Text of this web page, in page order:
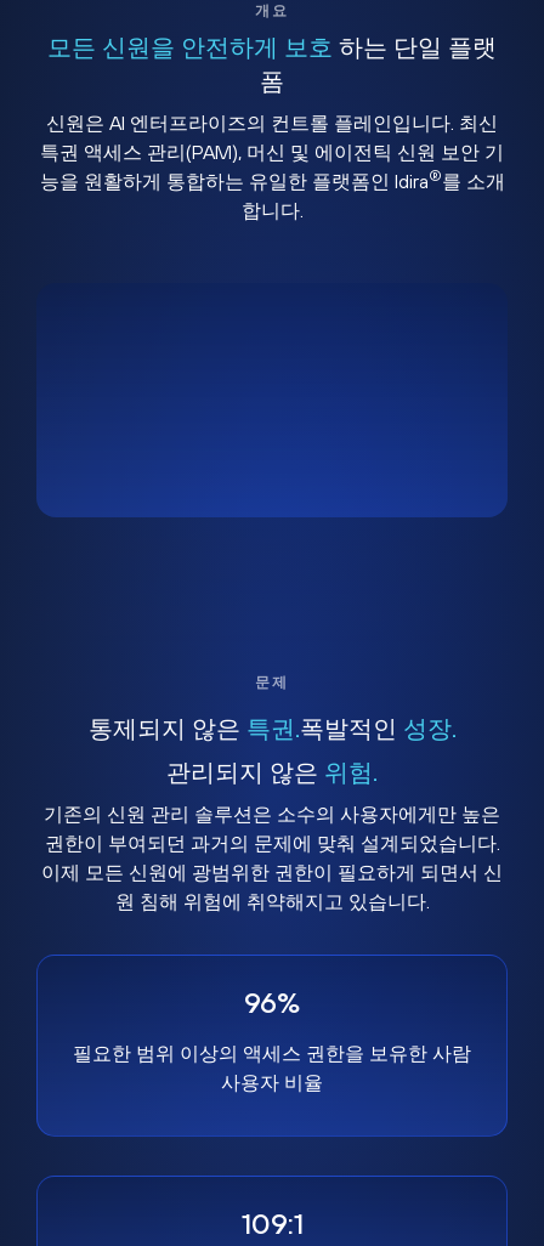
개요
모든 신원을 안전하게 보호 하는 단일 플랫
폼
신원은 AI 엔터프라이즈의 컨트롤 플레인입니다. 최신
특권 액세스 관리(PAM), 머신 및 에이전틱 신원 보안 기
능을 원활하게 통합하는 유일한 플랫폼인 Idira®를 소개
합니다.
문제
통제되지 않은 특권. 폭발적인 성장.
관리되지 않은 위험.
기존의 신원 관리 솔루션은 소수의 사용자에게만 높은
권한이 부여되던 과거의 문제에 맞춰 설계되었습니다.
이제 모든 신원에 광범위한 권한이 필요하게 되면서 신
원 침해 위험에 취약해지고 있습니다.
96%
필요한 범위 이상의 액세스 권한을 보유한 사람
사용자 비율
109:1